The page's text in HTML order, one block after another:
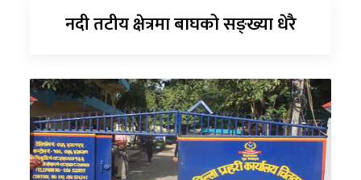
नदी तटीय क्षेत्रमा बाघको सङ्ख्या धेरै